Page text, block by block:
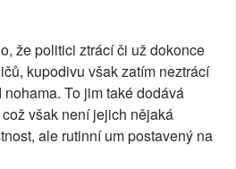
že politici ztrácí či už dokonce
kupodivu však zatím neztrácí
To jim také dodává
však není jejich nějaká
ale rutinní um postavený na